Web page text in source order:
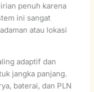
penuh karena
ini sangat
atau lokasi
adaptif dan
jangka panjang.
baterai, dan PLN